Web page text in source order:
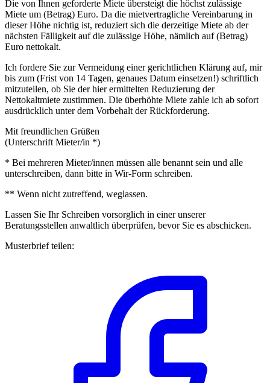
Die von Ihnen geforderte Miete übersteigt die höchst zulässige
Miete um (Betrag) Euro. Da die mietvertragliche Vereinbarung in
dieser Höhe nichtig ist, reduziert sich die derzeitige Miete ab der
nächsten Fälligkeit auf die zulässige Höhe, nämlich auf (Betrag)
Euro nettokalt.
Ich fordere Sie zur Vermeidung einer gerichtlichen Klärung auf, mir
bis zum (Frist von 14 Tagen, genaues Datum einsetzen!) schriftlich
mitzuteilen, ob Sie der hier ermittelten Reduzierung der
Nettokaltmiete zustimmen. Die überhöhte Miete zahle ich ab sofort
ausdrücklich unter dem Vorbehalt der Rückforderung.
Mit freundlichen Grüßen
(Unterschrift Mieter/in *)
* Bei mehreren Mieter/innen müssen alle benannt sein und alle
unterschreiben, dann bitte in Wir-Form schreiben.
** Wenn nicht zutreffend, weglassen.
Lassen Sie Ihr Schreiben vorsorglich in einer unserer
Beratungsstellen anwaltlich überprüfen, bevor Sie es abschicken.
Musterbrief teilen: